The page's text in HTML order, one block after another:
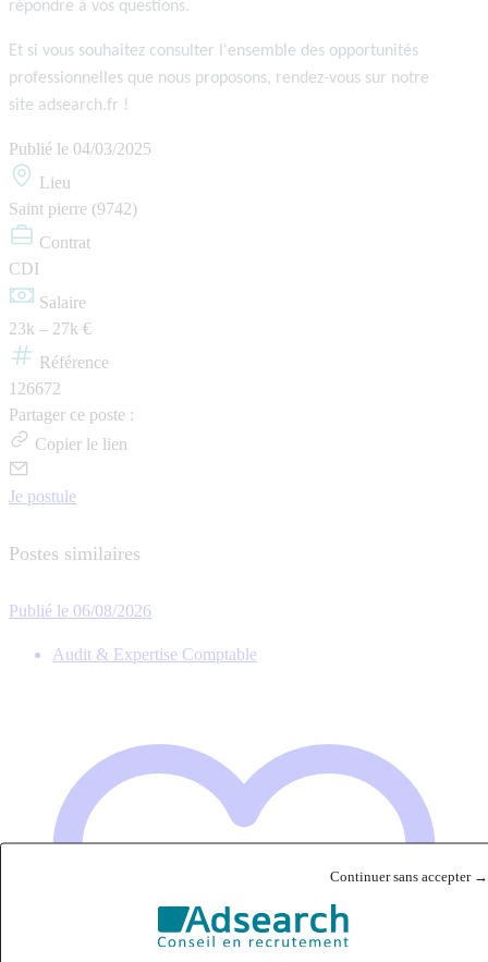
Continuer sans accepter →
répondre à vos questions.
Et si vous souhaitez consulter l'ensemble des opportunités
professionnelles que nous proposons, rendez-vous sur notre
site adsearch.fr !
Publié le 04/03/2025
Lieu
Saint pierre (9742)
Contrat
CDI
Salaire
23k – 27k €
Référence
126672
Partager ce poste :
Copier le lien
Je postule
Postes similaires
Publié le 06/08/2026
Audit & Expertise Comptable